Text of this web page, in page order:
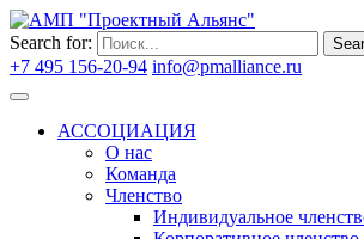
Search for:
+7 495 156-20-94 info@pmalliance.ru
АССОЦИАЦИЯ
О нас
Команда
Членство
Индивидуальное